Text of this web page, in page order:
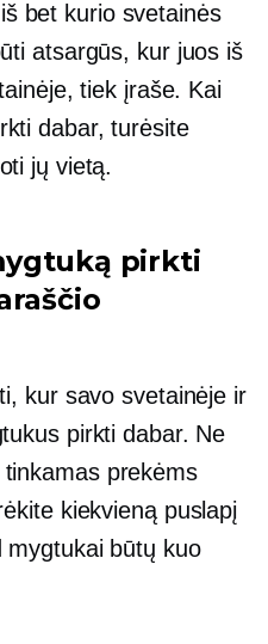
bet kurio svetainės
atsargūs, kur juos iš
tiek įraše. Kai
dabar, turėsite
jų vietą.
pirkti
kur savo svetainėje ir
pirkti dabar. Ne
prekėms
kiekvieną puslapį
mygtukai būtų kuo